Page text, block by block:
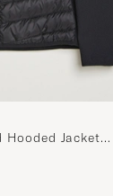
Hooded Jacket